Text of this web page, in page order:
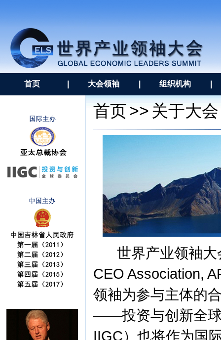
首页 大会领袖 组织机构
首页>> 关于大会
世界产业领袖大
CEO Association,
领袖为参与主体的
——投资与创新全球
IIGC）也将作为国